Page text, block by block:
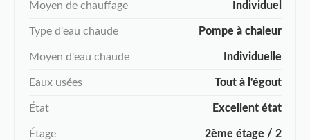
Moyen de chauffage Individuel
Type d'eau chaude Pompe à chaleur
Moyen d'eau chaude Individuelle
Eaux usées Tout à l'égout
État Excellent état
Étage 2ème étage / 2